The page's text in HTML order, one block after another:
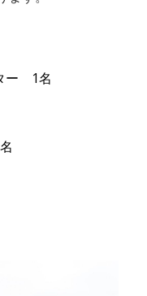
ー 1名